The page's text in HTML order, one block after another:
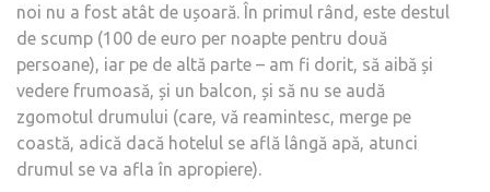
noi nu a fost atât de ușoară. În primul rând, este destul
de scump (100 de euro per noapte pentru două
persoane), iar pe de altă parte – am fi dorit, să aibă și
vedere frumoasă, și un balcon, și să nu se audă
zgomotul drumului (care, vă reamintesc, merge pe
coastă, adică dacă hotelul se află lângă apă, atunci
drumul se va afla în apropiere).